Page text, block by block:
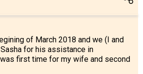
of March 2018 and we (I and
for his assistance in
first time for my wife and second